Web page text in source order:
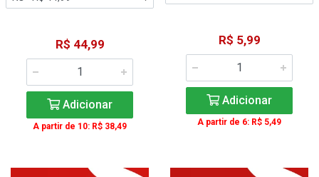
R$ 44,99
Adicionar
A partir de 10: R$ 38,49
R$ 5,99
Adicionar
A partir de 6: R$ 5,49